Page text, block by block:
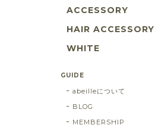
ACCESSORY
HAIR ACCESSORY
WHITE
GUIDE
abeilleについて
BLOG
MEMBERSHIP